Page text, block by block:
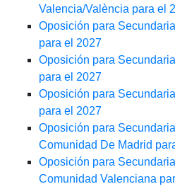
Valencia/València para el
Oposición para
para el 2027
Oposición para
para el 2027
Oposición para
para el 2027
Oposición para
Comunidad De Madrid
Oposición para
Comunidad Valenciana